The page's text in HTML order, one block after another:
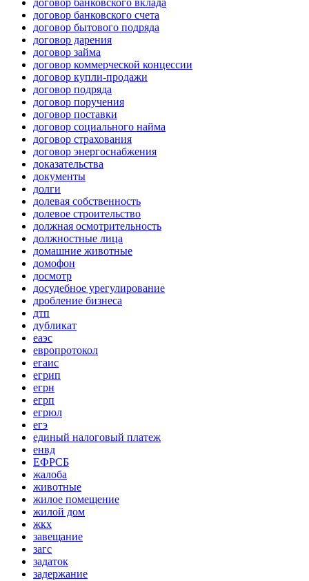
договор банковского вклада
договор банковского счета
договор бытового подряда
договор дарения
договор займа
договор коммерческой концессии
договор купли-продажи
договор подряда
договор поручения
договор поставки
договор социального найма
договор страхования
договор энергоснабжения
доказательства
документы
долги
долевая собственность
долевое строительство
должная осмотрительность
должностные лица
домашние животные
домофон
досмотр
досудебное урегулирование
дробление бизнеса
дтп
дубликат
еаэс
европротокол
егаис
егрип
егрн
егрп
егрюл
егэ
единый налоговый платеж
енвд
ЕФРСБ
жалоба
животные
жилое помещение
жилой дом
жкх
завещание
загс
задаток
задержание